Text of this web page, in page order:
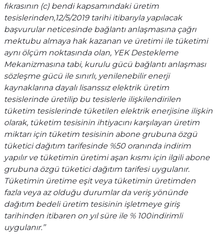
fıkrasının (c) bendi kapsamındaki üretim
tesislerinden,12/5/2019 tarihi itibarıyla yapılacak
başvurular neticesinde bağlantı anlaşmasına çağrı
mektubu almaya hak kazanan ve üretimi ile tüketimi
aynı ölçüm noktasında olan, YEK Destekleme
Mekanizmasına tabi, kurulu gücü bağlantı anlaşması
sözleşme gücü ile sınırlı, yenilenebilir enerji
kaynaklarına dayalı lisanssız elektrik üretim
tesislerinde üretilip bu tesislerle ilişkilendirilen
tüketim tesislerinde tüketilen elektrik enerjisine ilişkin
olarak, tüketim tesisinin ihtiyacını karşılayan üretim
miktarı için tüketim tesisinin abone grubuna özgü
tüketici dağıtım tarifesinde %50 oranında indirim
yapılır ve tüketimin üretimi aşan kısmı için ilgili abone
grubuna özgü tüketici dağıtım tarifesi uygulanır.
Tüketimin üretime eşit veya tüketimin üretimden
fazla veya az olduğu durumlar da veriş yönünde
dağıtım bedeli üretim tesisinin işletmeye giriş
tarihinden itibaren on yıl süre ile % 100indirimli
uygulanır.’’